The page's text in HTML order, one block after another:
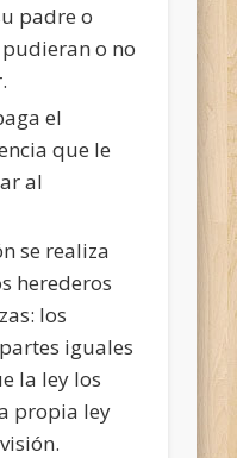
padre o
o no
el
que le
al
se realiza
herederos
los
iguales
la ley los
propia ley